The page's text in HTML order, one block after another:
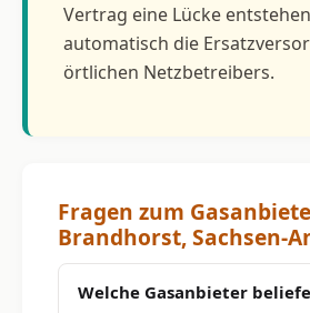
Vertrag eine Lücke
automatisch die
örtlichen Netzbetreibers.
Fragen zum
Brandhorst, Sachsen-
Welche Gasanbieter